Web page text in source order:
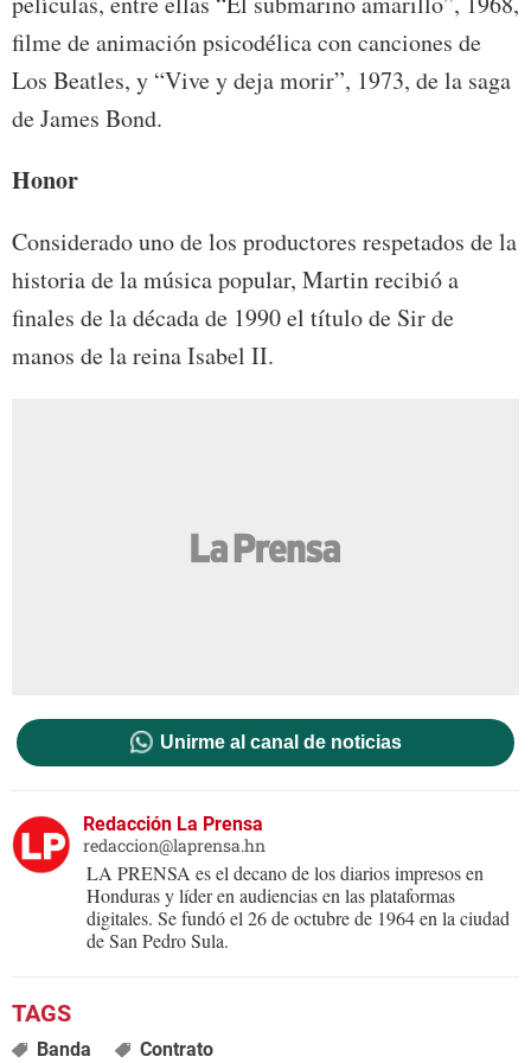
filme de animación psicodélica con canciones de
Los Beatles, y “Vive y deja morir”, 1973, de la saga
de James Bond.
Honor
Considerado uno de los productores respetados de la
historia de la música popular, Martin recibió a
finales de la década de 1990 el título de Sir de
manos de la reina Isabel II.
Unirme al canal de noticias
Redacción La Prensa
redaccion@laprensa.hn
LA PRENSA es el decano de los diarios impresos en
Honduras y líder en audiencias en las plataformas
digitales. Se fundó el 26 de octubre de 1964 en la ciudad
de San Pedro Sula.
Banda Contrato